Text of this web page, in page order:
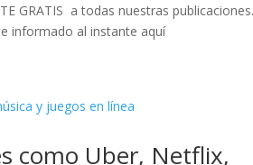
GRATIS a todas nuestras
informado al instante aquí
como Uber, Netflix,